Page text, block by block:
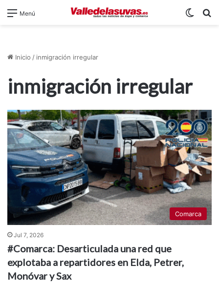
Menú
Inicio / inmigración irregular
inmigración irregular
Comarca
Jul 7, 2026
#Comarca: Desarticulada una red que
explotaba a repartidores en Elda, Petrer,
Monóvar y Sax